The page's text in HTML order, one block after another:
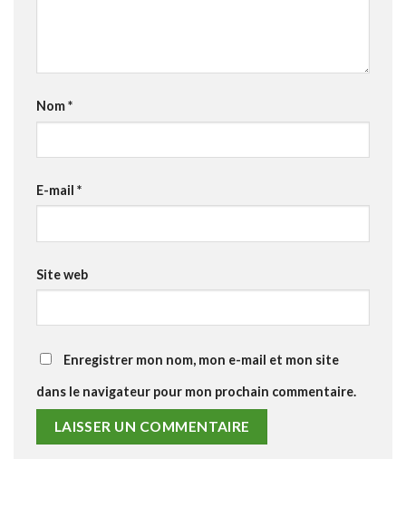
Nom*
E-mail *
Site web
Enregistrer mon nom, mon e-mail et mon site
dans le navigateur pour mon prochain commentaire.